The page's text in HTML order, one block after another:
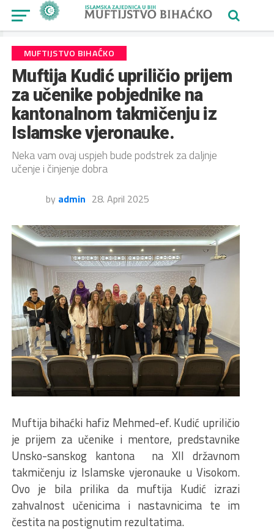
MUFTIJSTVO BIHAĆKO
Muftija Kudić upriličio prijem
za učenike pobjednike na
kantonalnom takmičenju iz
Islamske vjeronauke.
Neka vam ovaj uspjeh bude podstrek za daljnje
učenje i činjenje dobra
by admin 28. April 2025
Muftija bihaćki hafiz Mehmed-ef. Kudić upriličio
je prijem za učenike i mentore, predstavnike
Unsko-sanskog kantona na XII državnom
takmičenju iz Islamske vjeronauke u Visokom.
Ovo je bila prilika da muftija Kudić izrazi
zahvalnost učenicima i nastavnicima te im
čestita na postignutim rezultatima.